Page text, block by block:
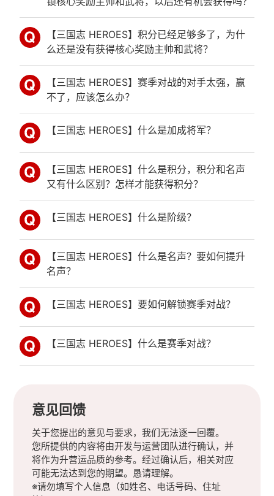
【三国志 HEROES】积分已经足够多了，为什
么还是没有获得核心奖励主帅和武将？
【三国志 HEROES】赛季对战的对手太强，赢
不了，应该怎么办？
【三国志 HEROES】什么是加成将军？
【三国志 HEROES】什么是积分，积分和名声
又有什么区别？怎样才能获得积分？
【三国志 HEROES】什么是阶级？
【三国志 HEROES】什么是名声？要如何提升
名声？
【三国志 HEROES】要如何解锁赛季对战？
【三国志 HEROES】什么是赛季对战？
意见回馈
关于您提出的意见与要求，我们无法逐一回覆。
您所提供的内容将由开发与运营团队进行确认，并
将作为升营运品质的参考。经过确认后，相关对应
可能无法达到您的期望。恳请理解。
※请勿填写个人信息（如姓名、电话号码、住址